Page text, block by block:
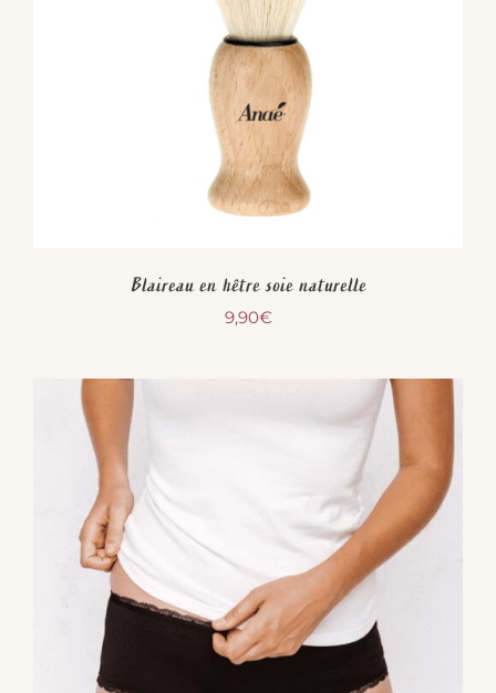
Blaireau en hêtre soie naturelle
9,90€